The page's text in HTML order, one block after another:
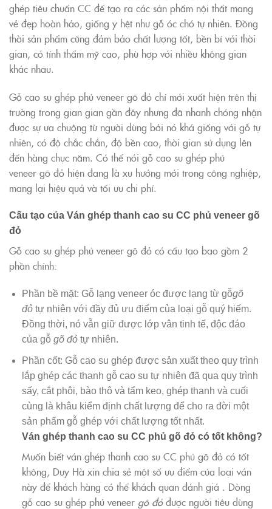
ghép tiêu chuẩn CC để tạo ra các sản phẩm nội thất mang
vẻ đẹp hoàn hảo, giống y hệt như gỗ óc chó tự nhiên. Đồng
thời sản phẩm cũng đảm bảo chất lượng tốt, bền bỉ với thời
gian, có tính thẩm mỹ cao, phù hợp với nhiều không gian
khác nhau.
Gỗ cao su ghép phủ veneer gõ đỏ chỉ mới xuất hiện trên thị
trường trong gian gian gần đây nhưng đã nhanh chóng nhận
được sự ưa chuộng từ người dùng bởi nó khá giống với gỗ tự
nhiên, có độ chắc chắn, độ bền cao, thời gian sử dụng lên
đến hàng chục năm. Có thể nói gỗ cao su ghép phủ
veneer gõ đỏ hiện đang là xu hướng mới trong công nghiệp,
mang lại hiệu quả và tối ưu chi phí.
Cấu tạo của Ván ghép thanh cao su CC phủ veneer gõ
đỏ
Gỗ cao su ghép phủ veneer gõ đỏ có cấu tạo bao gồm 2
phần chính:
Phần bề mặt: Gỗ lạng veneer óc được lạng từ gỗgõ
đỏtự nhiên với đầy đủ ưu điểm của loại gỗ quý hiếm.
Đồng thời, nó vẫn giữ được lớp vân tinh tế, độc đáo
của gỗ gõ đỏtự nhiên.
Phần cốt: Gỗ cao su ghép được sản xuất theo quy trình
lắp ghép các thanh gỗ cao su tự nhiên đã qua quy trình
sấy, cắt phôi, bào thô và tẩm keo, ghép thanh và cuối
cùng là khâu kiểm định chất lượng để cho ra đời một
sản phẩm gỗ ghép với chất lượng tốt nhất.
Ván ghép thanh cao su CC phủ gõ đỏ có tốt không?
Muốn biết ván ghép thanh cao su CC phủ gõ đỏ có tốt
không, Duy Hà xin chia sẻ một số ưu điểm của loại ván
này để khách hàng có thể khách quan đánh giá . Dòng
gỗ cao su ghép phủ veneer gõ đỏđược người tiêu dùng